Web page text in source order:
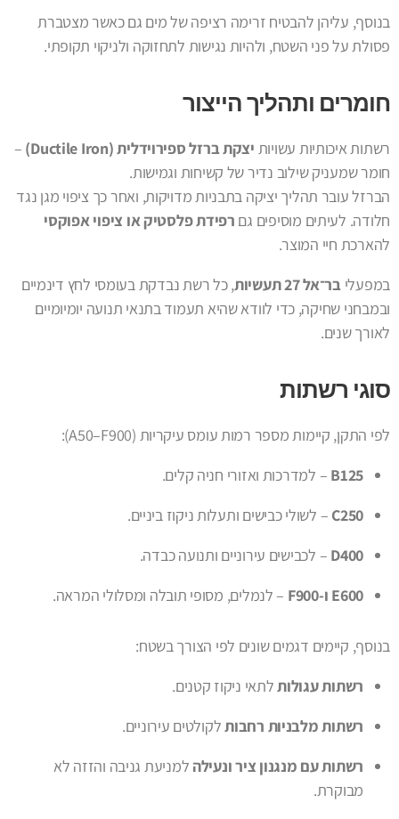
בנוסף, עליהן להבטיח זרימה רציפה של מים גם כאשר מצטברת
פסולת על פני השטח, ולהיות נגישות לתחזוקה ולניקוי תקופתי.
חומרים ותהליך הייצור
רשתות איכותיות עשויות יצקת ברזל ספירוידלית (Ductile Iron)
–
חומר שמעניק שילוב נדיר של קשיחות וגמישות.
הברזל עובר תהליך יציקה בתבניות מדויקות, ואחר כך ציפוי מגן נגד
חלודה. לעיתים מוסיפים גם רפידת פלסטיק או ציפוי אפוקסי
להארכת חיי המוצר.
במפעליבר־אל 27 תעשיות
, כל רשת נבדקת בעומסי לחץ דינמיים
ובמבחני שחיקה, כדי לוודא שהיא תעמוד בתנאי תנועה יומיומיים
לאורך שנים.
סוגי רשתות
לפי התקן, קיימות מספר רמות עומס עיקריות (A50–F900):
B125 – למדרכות ואזורי חניה קלים.
C250 – לשולי כבישים ותעלות ניקוז ביניים.
D400 – לכבישים עירוניים ותנועה כבדה.
E600 ו-F900
– לנמלים, מסופי תובלה ומסלולי המראה.
בנוסף, קיימים דגמים שונים לפי הצורך בשטח:
רשתות עגולותלתאי ניקוז קטנים.
רשתות מלבניות רחבותלקולטים עירוניים.
רשתות עם מנגנון ציר ונעילה למניעת גניבה והזזה לא
מבוקרת.